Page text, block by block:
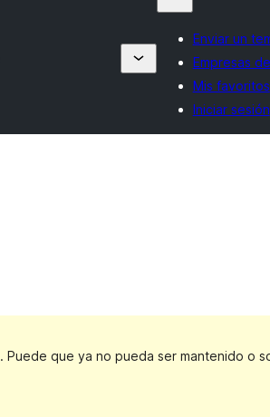
Enviar un
Empresas
Mis favoritos
Iniciar sesión
. Puede que ya no pueda ser mantenido o